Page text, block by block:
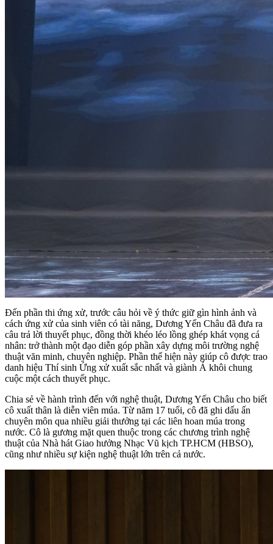
Đến phần thi ứng xử, trước câu hỏi về ý thức giữ gìn hình ảnh và
cách ứng xử của sinh viên có tài năng, Dương Yến Châu đã đưa ra
câu trả lời thuyết phục, đồng thời khéo léo lồng ghép khát vọng cá
nhân: trở thành một đạo diễn góp phần xây dựng môi trường nghệ
thuật văn minh, chuyên nghiệp. Phần thể hiện này giúp cô được trao
danh hiệu Thí sinh Ứng xử xuất sắc nhất và giành Á khôi chung
cuộc một cách thuyết phục.
Chia sẻ về hành trình đến với nghệ thuật, Dương Yến Châu cho biết
cô xuất thân là diễn viên múa. Từ năm 17 tuổi, cô đã ghi dấu ấn
chuyên môn qua nhiều giải thưởng tại các liên hoan múa trong
nước. Cô là gương mặt quen thuộc trong các chương trình nghệ
thuật của Nhà hát Giao hưởng Nhạc Vũ kịch TP.HCM (HBSO),
cũng như nhiều sự kiện nghệ thuật lớn trên cả nước.